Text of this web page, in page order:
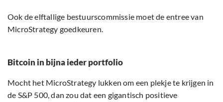
Ook de elftallige bestuurscommissie moet de entree van
MicroStrategy goedkeuren.
Bitcoin in bijna ieder portfolio
Mocht het MicroStrategy lukken om een plekje te krijgen in
de S&P 500, dan zou dat een gigantisch positieve